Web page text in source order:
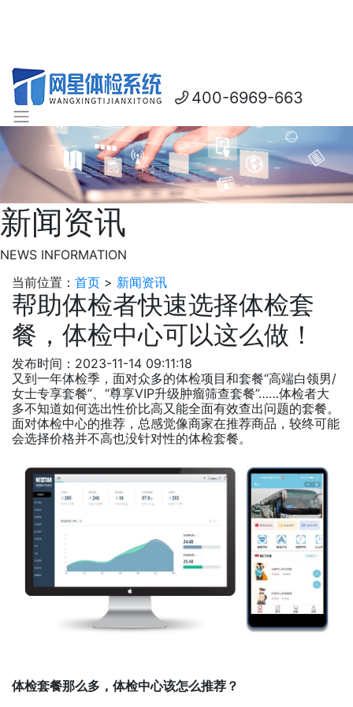
400-6969-663
新闻资讯
NEWS INFORMATION
当前位置： 首页 > 新闻资讯
帮助体检者快速选择体检套
餐，体检中心可以这么做！
发布时间：2023-11-14 09:11:18
又到一年体检季，面对众多的体检项目和套餐“高端白领男/
女士专享套餐”、“尊享VIP升级肿瘤筛查套餐”……体检者大
多不知道如何选出性价比高又能全面有效查出问题的套餐。
面对体检中心的推荐，总感觉像商家在推荐商品，较终可能
会选择价格并不高也没针对性的体检套餐。
体检套餐那么多，体检中心该怎么推荐？